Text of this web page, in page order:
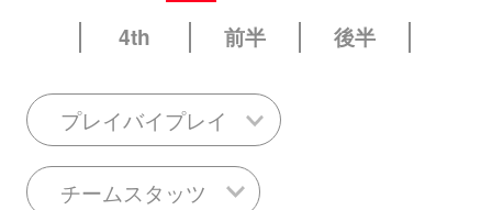
4th
前半 後半
プレイバイプレイ
チームスタッツ